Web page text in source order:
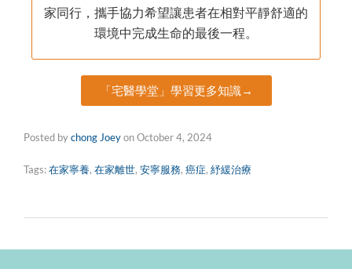
家同行，攜手協力希望讓患者在相對平靜舒適的
環境中完成生命的最後一程。
「宅醫學堂」學習更多知識→
Posted bychong JoeyonOctober 4, 2024
Tags:在家寧養, 在家離世, 安寧服務, 癌症, 紓緩治療